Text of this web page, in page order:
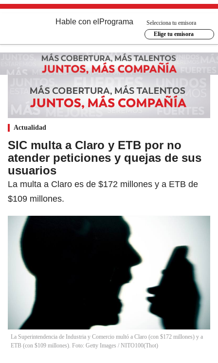
Hable con el Programa
Selecciona tu emisora
Elige tu emisora
Actualidad
SIC multa a Claro y ETB por no
atender peticiones y quejas de sus
usuarios
La multa a Claro es de $172 millones y a ETB de
$109 millones.
La Superintendencia de Industria y Comercio multó a Claro (con $172 millones) y a
ETB (con $109 millones). Foto: Getty Images / NITO100(Thot)